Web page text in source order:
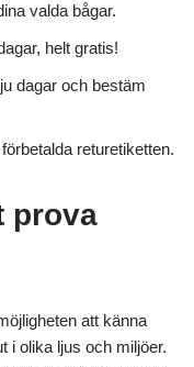
valda bågar.
helt gratis!
dagar och bestäm
returetiketten.
prova
att känna
i olika ljus och miljöer.